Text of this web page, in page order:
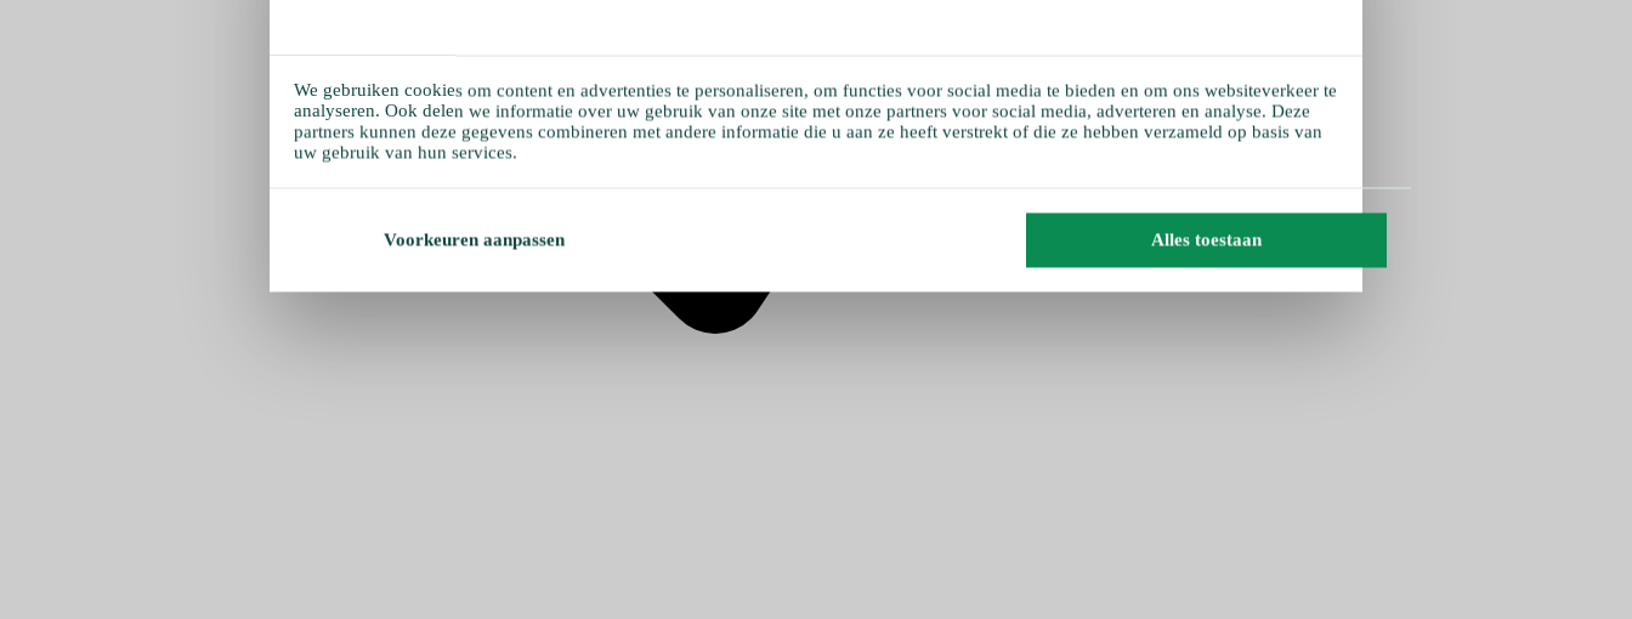
We gebruiken cookies om content en advertenties te personaliseren, om functies voor social media te bieden en om ons websiteverkeer te
analyseren. Ook delen we informatie over uw gebruik van onze site met onze partners voor social media, adverteren en analyse. Deze
partners kunnen deze gegevens combineren met andere informatie die u aan ze heeft verstrekt of die ze hebben verzameld op basis van
uw gebruik van hun services.
Voorkeuren aanpassen Alles toestaan